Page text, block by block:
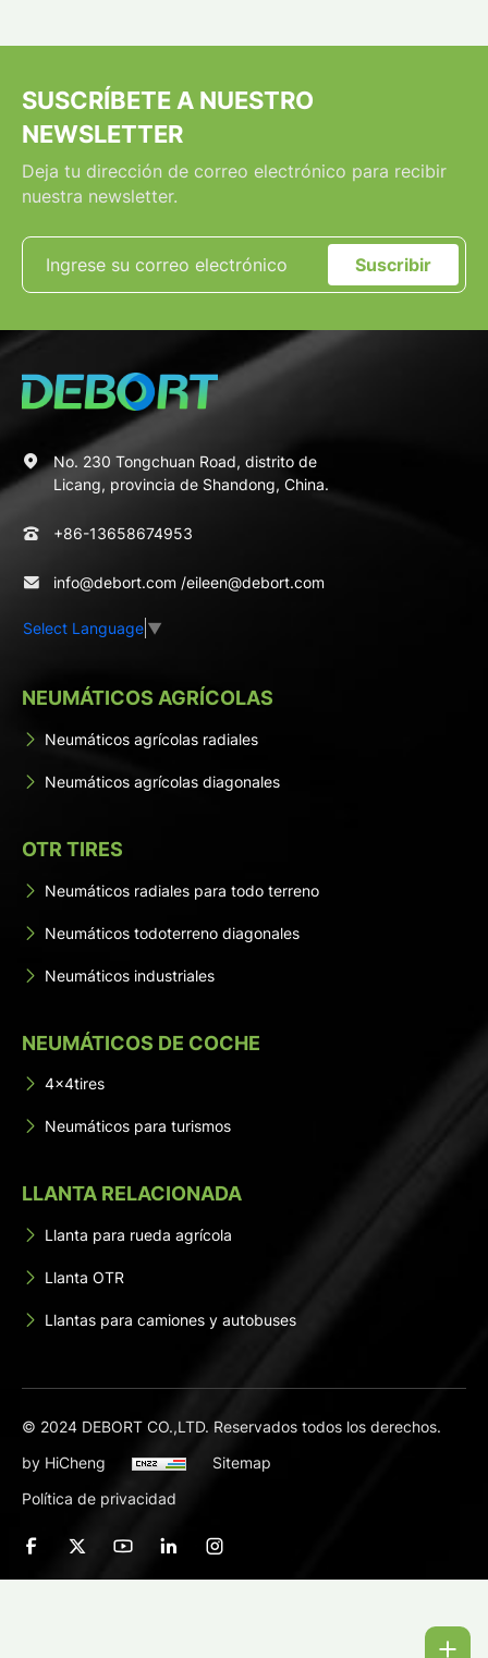
SUSCRÍBETE A NUESTRO
NEWSLETTER
Deja tu dirección de correo electrónico para recibir
nuestra newsletter.
Suscribir
No. 230 Tongchuan Road, distrito de
Licang, provincia de Shandong, China.
+86-13658674953
info@debort.com /eileen@debort.com
Select Language ▼
NEUMÁTICOS AGRÍCOLAS
Neumáticos agrícolas radiales
Neumáticos agrícolas diagonales
OTR TIRES
Neumáticos radiales para todo terreno
Neumáticos todoterreno diagonales
Neumáticos industriales
NEUMÁTICOS DE COCHE
4x4tires
Neumáticos para turismos
LLANTA RELACIONADA
Llanta para rueda agrícola
Llanta OTR
Llantas para camiones y autobuses
© 2024 DEBORT CO.,LTD. Reservados todos los derechos.
by HiCheng
Sitemap
Política de privacidad